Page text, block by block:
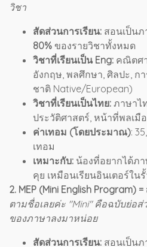
วิชา
สัดส่วนการเรียน: สอนเป็น
80% ของรายวิชาทั้งหมด
วิชาที่เรียนเป็น Eng: คณิตศ
อังกฤษ, พลศึกษา, ศิลปะ, ก
ชาติ Native/European)
วิชาที่เรียนเป็นไทย: ภาษาไ
ประวัติศาสตร์, หน้าที่พลเมื
ค่าเทอม (โดยประมาณ):
เทอม
เหมาะกับ: น้องที่อยากได้ภา
คุย เหมือนเรียนอินเตอร์ใน
2. MEP (Mini English Program)
ตามชื่อเลยค่ะ "Mini" คือฉบับย่อ
ของภาษาลงมาหน่อย
สัดส่วนการเรียน: สอนเป็น